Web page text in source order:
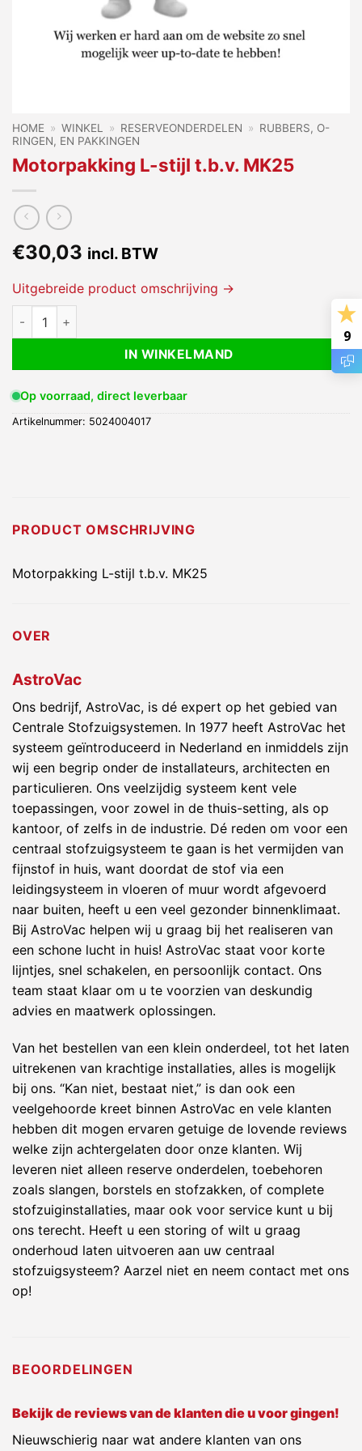
HOME » WINKEL » RESERVEONDERDELEN » RUBBERS, O-
RINGEN, EN PAKKINGEN
Motorpakking L-stijl t.b.v. MK25
€30,03 incl. BTW
Uitgebreide product omschrijving →
Motorpakking L-stijl t.b.v. MK25 aantal
IN WINKELMAND
Op voorraad, direct leverbaar
Artikelnummer: 5024004017
PRODUCT OMSCHRIJVING
Motorpakking L-stijl t.b.v. MK25
OVER
AstroVac
Ons bedrijf, AstroVac, is dé expert op het gebied van
Centrale Stofzuigsystemen. In 1977 heeft AstroVac het
systeem geïntroduceerd in Nederland en inmiddels zijn
wij een begrip onder de installateurs, architecten en
particulieren. Ons veelzijdig systeem kent vele
toepassingen, voor zowel in de thuis-setting, als op
kantoor, of zelfs in de industrie. Dé reden om voor een
centraal stofzuigsysteem te gaan is het vermijden van
fijnstof in huis, want doordat de stof via een
leidingsysteem in vloeren of muur wordt afgevoerd
naar buiten, heeft u een veel gezonder binnenklimaat.
Bij AstroVac helpen wij u graag bij het realiseren van
een schone lucht in huis! AstroVac staat voor korte
lijntjes, snel schakelen, en persoonlijk contact. Ons
team staat klaar om u te voorzien van deskundig
advies en maatwerk oplossingen.
Van het bestellen van een klein onderdeel, tot het laten
uitrekenen van krachtige installaties, alles is mogelijk
bij ons. “Kan niet, bestaat niet,” is dan ook een
veelgehoorde kreet binnen AstroVac en vele klanten
hebben dit mogen ervaren getuige de lovende reviews
welke zijn achtergelaten door onze klanten. Wij
leveren niet alleen reserve onderdelen, toebehoren
zoals slangen, borstels en stofzakken, of complete
stofzuiginstallaties, maar ook voor service kunt u bij
ons terecht. Heeft u een storing of wilt u graag
onderhoud laten uitvoeren aan uw centraal
stofzuigsysteem? Aarzel niet en neem contact met ons
op!
BEOORDELINGEN
Bekijk de reviews van de klanten die u voor gingen!
Nieuwschierig naar wat andere klanten van ons
9